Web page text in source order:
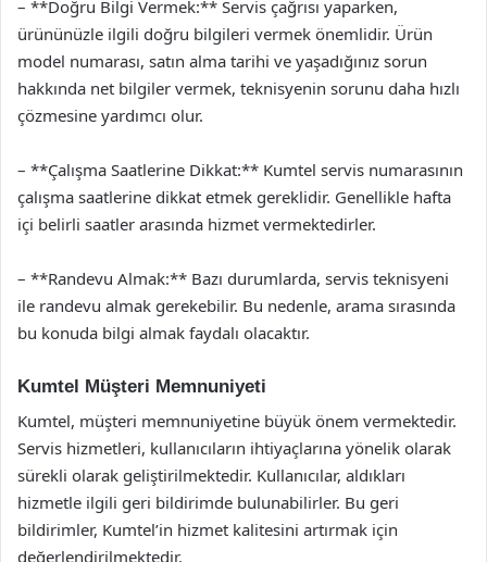
– **Doğru Bilgi Vermek:** Servis çağrısı yaparken,
ürününüzle ilgili doğru bilgileri vermek önemlidir. Ürün
model numarası, satın alma tarihi ve yaşadığınız sorun
hakkında net bilgiler vermek, teknisyenin sorunu daha hızlı
çözmesine yardımcı olur.
– **Çalışma Saatlerine Dikkat:** Kumtel servis numarasının
çalışma saatlerine dikkat etmek gereklidir. Genellikle hafta
içi belirli saatler arasında hizmet vermektedirler.
– **Randevu Almak:** Bazı durumlarda, servis teknisyeni
ile randevu almak gerekebilir. Bu nedenle, arama sırasında
bu konuda bilgi almak faydalı olacaktır.
Kumtel Müşteri Memnuniyeti
Kumtel, müşteri memnuniyetine büyük önem vermektedir.
Servis hizmetleri, kullanıcıların ihtiyaçlarına yönelik olarak
sürekli olarak geliştirilmektedir. Kullanıcılar, aldıkları
hizmetle ilgili geri bildirimde bulunabilirler. Bu geri
bildirimler, Kumtel’in hizmet kalitesini artırmak için
değerlendirilmektedir.